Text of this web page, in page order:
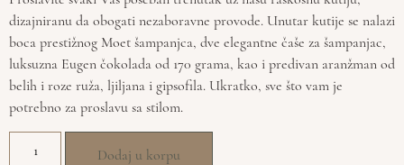
dizajniranu da obogati nezaboravne provode. Unutar kutije se nalazi
boca prestižnog Moet šampanjca, dve elegantne čaše za šampanjac,
luksuzna Eugen čokolada od 170 grama, kao i predivan aranžman od
belih i roze ruža, ljiljana i gipsofila. Ukratko, sve što vam je
potrebno za proslavu sa stilom.
Dodaj u korpu